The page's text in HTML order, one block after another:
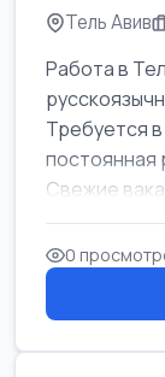
Тель Авив
Работа в
Требуется
постоянная
Свежие
женщин от
0